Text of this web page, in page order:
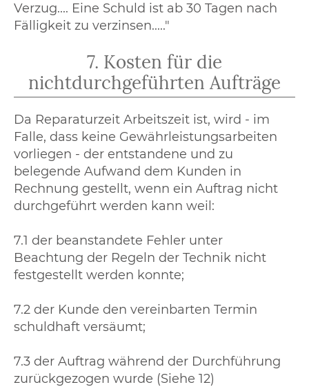
Verzug.... Eine Schuld ist ab 30 Tagen nach
Fälligkeit zu verzinsen....."
7. Kosten für die
nichtdurchgeführten Aufträge
Da Reparaturzeit Arbeitszeit ist, wird - im
Falle, dass keine Gewährleistungsarbeiten
vorliegen - der entstandene und zu
belegende Aufwand dem Kunden in
Rechnung gestellt, wenn ein Auftrag nicht
durchgeführt werden kann weil:
7.1 der beanstandete Fehler unter
Beachtung der Regeln der Technik nicht
festgestellt werden konnte;
7.2 der Kunde den vereinbarten Termin
schuldhaft versäumt;
7.3 der Auftrag während der Durchführung
zurückgezogen wurde (Siehe 12)